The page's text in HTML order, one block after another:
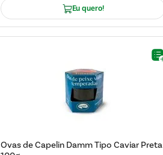
Eu quero!
Ovas de Capelin Damm Tipo Caviar Preta